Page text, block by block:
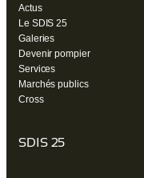
Actus
Le SDIS 25
Galeries
Devenir pompier
Services
Marchés publics
Cross
SDIS 25